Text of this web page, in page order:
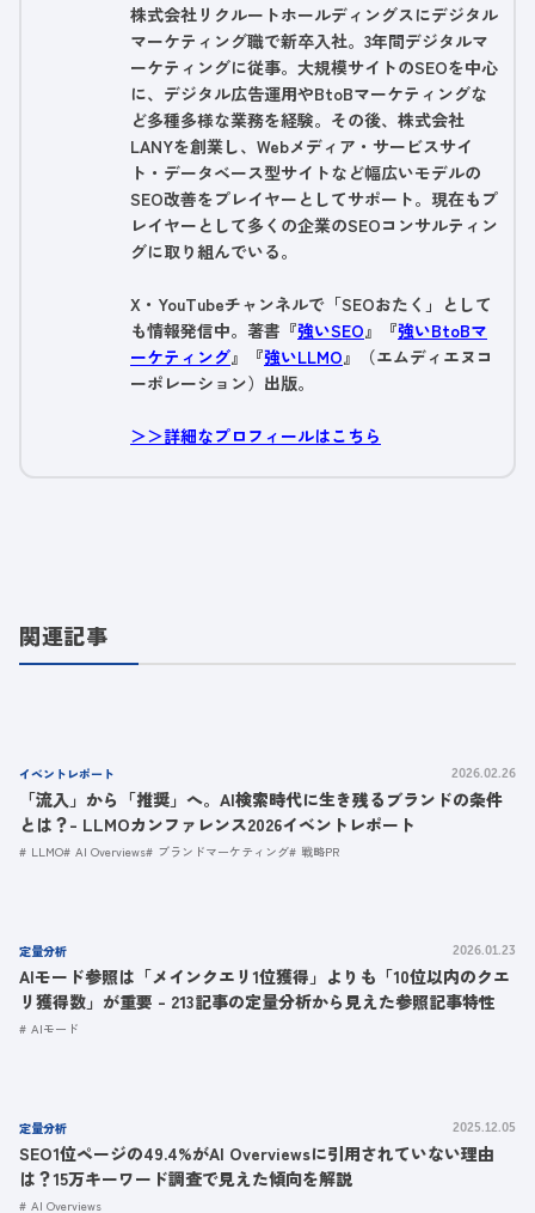
株式会社リクルートホールディングスにデジタル
マーケティング職で新卒入社。3年間デジタルマ
ーケティングに従事。大規模サイトのSEOを中心
に、デジタル広告運用やBtoBマーケティングな
ど多種多様な業務を経験。その後、株式会社
LANYを創業し、Webメディア・サービスサイ
ト・データベース型サイトなど幅広いモデルの
SEO改善をプレイヤーとしてサポート。現在もプ
レイヤーとして多くの企業のSEOコンサルティン
グに取り組んでいる。
X・YouTubeチャンネルで「SEOおたく」として
も情報発信中。著書『強いSEO』『強いBtoBマ
ーケティング』『強いLLMO』（エムディエヌコ
ーポレーション）出版。
＞＞詳細なプロフィールはこちら
関連記事
イベントレポート 2026.02.26
「流入」から「推奨」へ。AI検索時代に生き残るブランドの条件
とは？- LLMOカンファレンス2026イベントレポート
LLMO AI Overviews ブランドマーケティング 戦略PR
定量分析 2026.01.23
AIモード参照は「メインクエリ1位獲得」よりも「10位以内のクエ
リ獲得数」が重要 - 213記事の定量分析から見えた参照記事特性
AIモード
定量分析 2025.12.05
SEO1位ページの49.4%がAI Overviewsに引用されていない理由
は？15万キーワード調査で見えた傾向を解説
AI Overviews